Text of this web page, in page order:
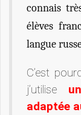
connais
élèves
langue
C’est
j’utilise
adaptée